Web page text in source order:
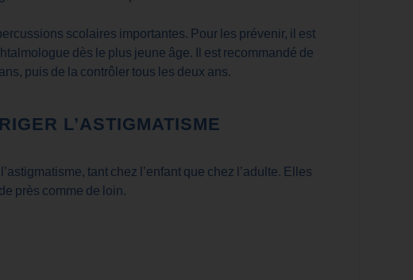
scolaires importantes. Pour les prévenir, il est
dès le plus jeune âge. Il est recommandé de
puis de la contrôler tous les deux ans.
L’ASTIGMATISME
tant chez l’enfant que chez l’adulte. Elles
près comme de loin.